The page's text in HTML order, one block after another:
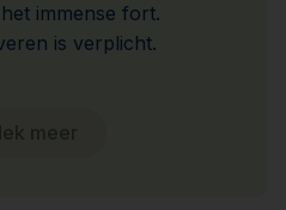
immense fort.
is verplicht.